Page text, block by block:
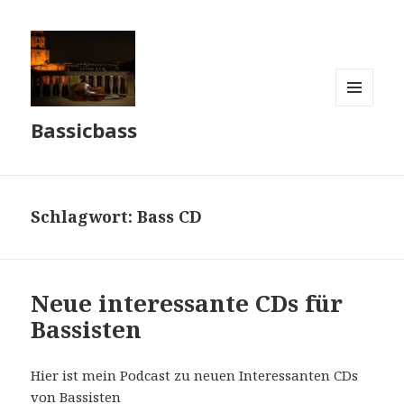
Bassicbass
Schlagwort: Bass CD
Neue interessante CDs für
Bassisten
Hier ist mein Podcast zu neuen Interessanten CDs
von Bassisten